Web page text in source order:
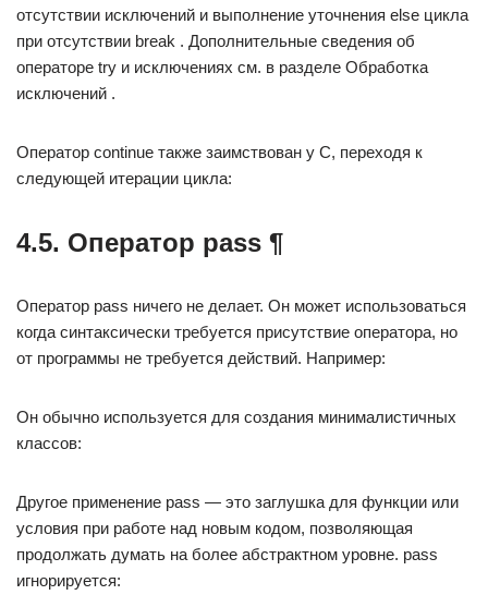
отсутствии исключений и выполнение уточнения else цикла
при отсутствии break . Дополнительные сведения об
операторе try и исключениях см. в разделе Обработка
исключений .
Оператор continue также заимствован у C, переходя к
следующей итерации цикла:
4.5. Оператор pass ¶
Оператор pass ничего не делает. Он может использоваться
когда синтаксически требуется присутствие оператора, но
от программы не требуется действий. Например:
Он обычно используется для создания минималистичных
классов:
Другое применение pass — это заглушка для функции или
условия при работе над новым кодом, позволяющая
продолжать думать на более абстрактном уровне. pass
игнорируется: